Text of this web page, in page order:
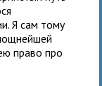
Я сам тому
право про